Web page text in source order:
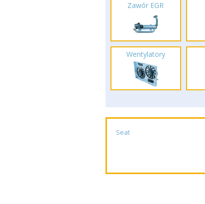
Zawór EGR
Wentylatory
Seat